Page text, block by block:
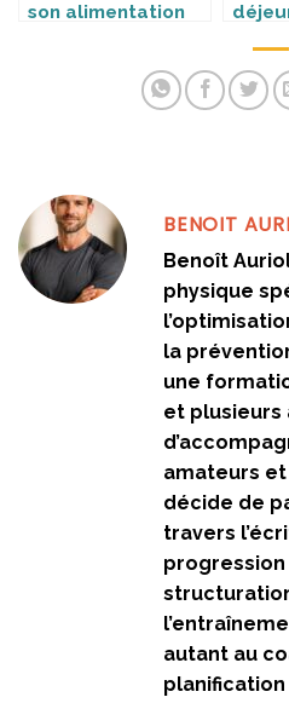
son alimentation
BENOIT
Benoît
physique
la
une
et plusieurs
amateurs
décide de
travers
autant au
planification